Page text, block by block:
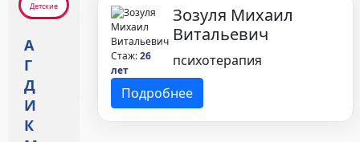
Детские
А
Г
Д
И
К
Стаж:26
лет
Зозуля Михаил
Витальевич
психотерапия
Подробнее